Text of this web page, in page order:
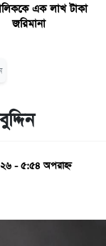
এক লাখ টাকা
জরিমানা
- ৫:৫৪ অপরাহ্ন